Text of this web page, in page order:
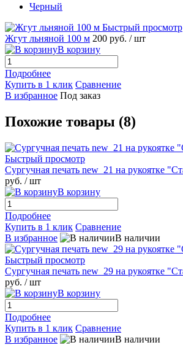
Черный
Быстрый просмотр
Жгут льняной 100 м 200 руб. / шт
В корзину
Подробнее
Купить в 1 клик Сравнение
В избранное Под заказ
Похожие товары (8)
Быстрый просмотр
Сургучная печать new_21 на рукоятке
руб. / шт
В корзину
Подробнее
Купить в 1 клик Сравнение
В избранное
В наличии
Быстрый просмотр
Сургучная печать new_29 на рукоятке
руб. / шт
В корзину
Подробнее
Купить в 1 клик Сравнение
В избранное
В наличии